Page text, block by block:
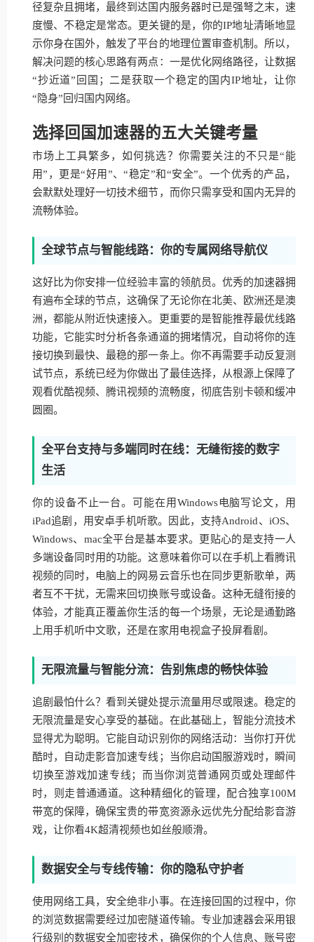
径复杂且拥堵，最终到达国内服务器时已是强弩之末，速
度慢、不稳定是常态。更关键的是，你的IP地址清晰地显
示你身在国外，触发了平台的地理位置审查机制。所以，
解决问题的核心思路有两点：一是优化网络路径，让数据
“抄近道”回国；二是获取一个稳定的国内IP地址，让你
“隐身”回归国内网络。
选择回国加速器的五大关键考量
市场上工具繁多，如何挑选？你需要关注的不只是“能
用”，更是“好用”、“稳定”和“安全”。一个优秀的产品，
会默默处理好一切技术细节，而你只需享受和国内无异的
流畅体验。
全球节点与智能线路：你的专属网络导航仪
这好比为你安排一位经验丰富的领航员。优秀的加速器拥
有遍布全球的节点，这确保了无论你在北美、欧洲还是澳
洲，都能从附近快速接入。更重要的是智能推荐最优线路
功能，它能实时分析各条通道的拥堵情况，自动将你的连
接切换到最快、最稳的那一条上。你不再需要手动反复测
试节点，系统已经为你做出了最佳选择，从根源上保障了
观看优酷视频、腾讯视频的流畅度，彻底告别卡顿和缓冲
圆圈。
全平台支持与多端同时在线：无缝衔接的数字
生活
你的设备不止一台。可能在用Windows电脑写论文，用
iPad追剧，用安卓手机听歌。因此，支持Android、iOS、
Windows、mac全平台是基本要求。更贴心的是支持一人
多端设备同时用的功能。这意味着你可以在手机上看腾讯
视频的同时，电脑上的网易云音乐也在同步更新歌单，两
者互不干扰，无需来回切换账号或设备。这种无缝衔接的
体验，才能真正覆盖你生活的每一个场景，无论是通勤路
上用手机听中文歌，还是在家用电视盒子投屏看剧。
无限流量与智能分流：告别焦虑的畅快体验
追剧最怕什么？看到关键处提示流量用尽或限速。稳定的
无限流量是安心享受的基础。在此基础上，智能分流技术
显得尤为聪明。它能自动识别你的网络活动：当你打开优
酷时，自动走影音加速专线；当你启动国服游戏时，瞬间
切换至游戏加速专线；而当你浏览普通网页或处理邮件
时，则走普通通道。这种精细化的管理，配合独享100M
带宽的保障，确保宝贵的带宽资源永远优先分配给影音游
戏，让你看4K超清视频也如丝般顺滑。
数据安全与专线传输：你的隐私守护者
使用网络工具，安全绝非小事。在连接回国的过程中，你
的浏览数据需要经过加密隧道传输。专业加速器会采用银
行级别的数据安全加密技术，确保你的个人信息、账号密